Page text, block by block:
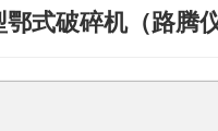
式破碎机（路腾仪